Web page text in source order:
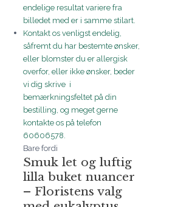
Bare fordi
Smuk let og luftig
lilla buket nuancer
– Floristens valg